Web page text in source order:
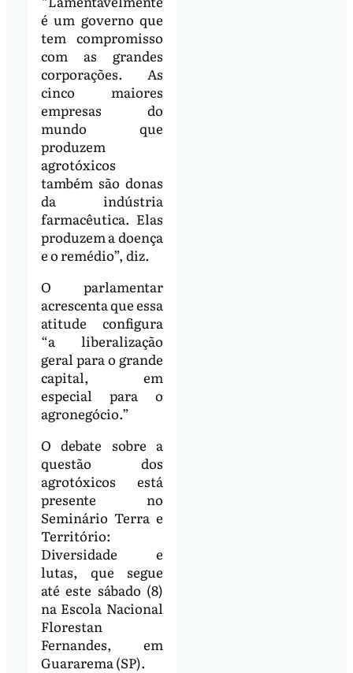
é um governo que
tem compromisso
com as grandes
corporações. As
cinco maiores
empresas do
mundo que
produzem
agrotóxicos
também são donas
da indústria
farmacêutica. Elas
produzem a doença
e o remédio”, diz.
O parlamentar
acrescenta que essa
atitude configura
“a liberalização
geral para o grande
capital, em
especial para o
agronegócio.”
O debate sobre a
questão dos
agrotóxicos está
presente no
Seminário Terra e
Território:
Diversidade e
lutas, que segue
até este sábado (8)
na Escola Nacional
Florestan
Fernandes, em
Guararema (SP).